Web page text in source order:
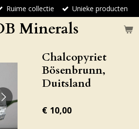
Minerals
Ruime collectie Unieke producten
Chalcopyriet
Bösenbrunn,
Duitsland
€ 10,00